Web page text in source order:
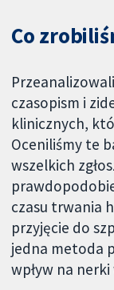
Co
czasopism i
klinicznych,
Oceniliśmy te
wszelkich
czasu trwania
przyjęcie do
jedna metoda
wpływ na